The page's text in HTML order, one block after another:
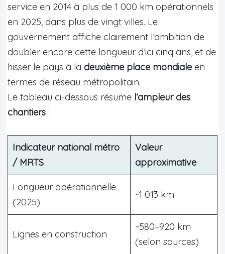
service en 2014 à plus de 1 000 km opérationnels
en 2025, dans plus de vingt villes. Le
gouvernement affiche clairement l’ambition de
doubler encore cette longueur d’ici cinq ans, et de
hisser le pays à la deuxième place mondiale en
termes de réseau métropolitain.
Le tableau ci-dessous résume l’ampleur des
chantiers :
Indicateur national métro
/ MRTS
Valeur
approximative
Longueur opérationnelle
(2025)
~1 013 km
Lignes en construction
~580–920 km
(selon sources)